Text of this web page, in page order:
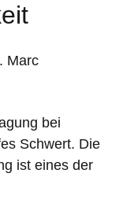
Marc
bei
Schwert. Die
ist eines der